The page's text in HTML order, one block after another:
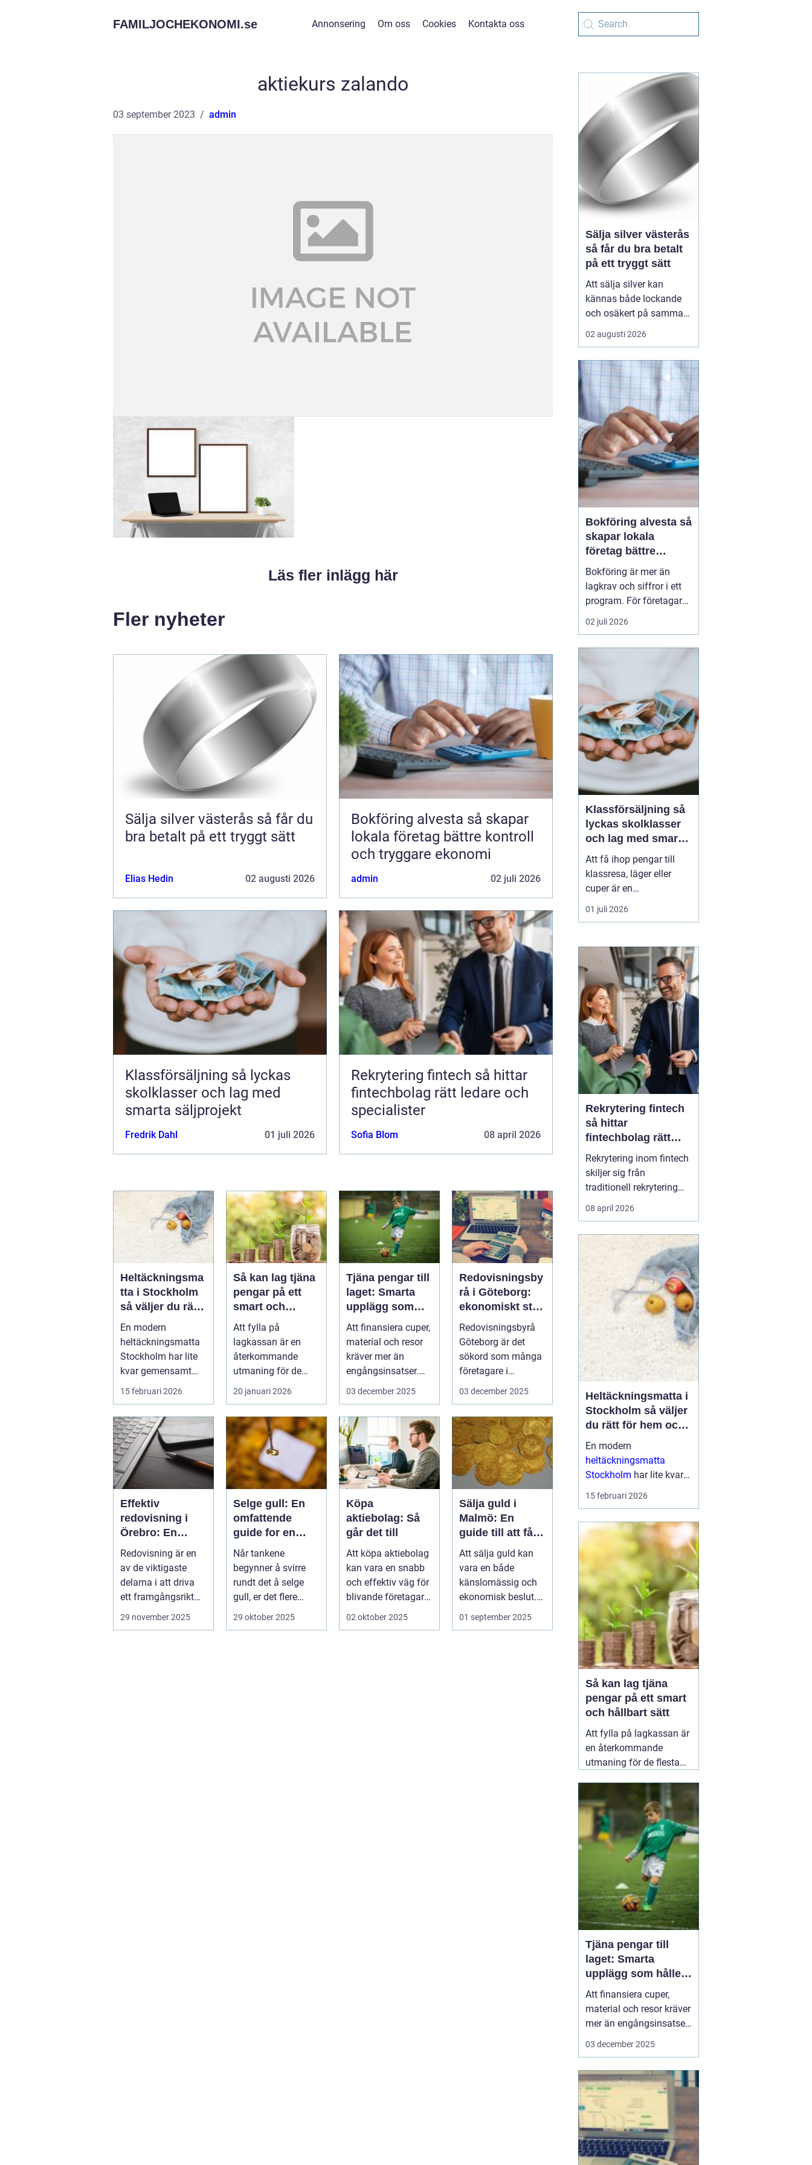
FAMILJOCHEKONOMI.se Annonsering Om oss Cookies Kontakta oss
aktiekurs zalando
03 september 2023 admin
Läs fler inlägg här
Fler nyheter
Sälja silver västerås så får du
bra betalt på ett tryggt sätt
Elias Hedin 02 augusti 2026
Bokföring alvesta så skapar
lokala företag bättre kontroll
och tryggare ekonomi
admin 02 juli 2026
Klassförsäljning så lyckas
skolklasser och lag med
smarta säljprojekt
Fredrik Dahl 01 juli 2026
Rekrytering fintech så hittar
fintechbolag rätt ledare och
specialister
Sofia Blom 08 april 2026
Heltäckningsma
tta i Stockholm
så väljer du rätt
för hem och
kontor
En modern
heltäckningsmatta
Stockholm har lite
kvar gemensamt
med de platta, trista
15 februari 2026
Så kan lag tjäna
pengar på ett
smart och
hållbart sätt
Att fylla på
lagkassan är en
återkommande
utmaning för de
flesta idrottslag.
Nya matchställ,
cuper, ...
20 januari 2026
Tjäna pengar till
laget: Smarta
upplägg som
håller i längden
Att finansiera cuper,
material och resor
kräver mer än
engångsinsatser.
Många ...
03 december 2025
Redovisningsby
rå i Göteborg:
ekonomiskt stöd
för ditt företag
Redovisningsbyrå
Göteborg är det
sökord som många
företagare i
G&oum...
03 december 2025
Effektiv
redovisning i
Örebro: En
nyckel till
framgång
Redovisning är en
av de viktigaste
delarna i att driva
ett framgångsrikt
företag. I ...
29 november 2025
Selge gull: En
omfattende
guide for en
lønnsom
transaksjon
Når tankene
begynner å svirre
rundt det å selge
gull, er det flere
aspekter som b&...
29 oktober 2025
Köpa
aktiebolag: Så
går det till
Att köpa aktiebolag
kan vara en snabb
och effektiv väg för
blivande företagare
02 oktober 2025
Sälja guld i
Malmö: En
guide till att få
bästa värde för
ditt guld
Att sälja guld kan
vara en både
känslomässig och
ekonomisk beslut.
01 september 2025
Sälja silver västerås
så får du bra betalt
på ett tryggt sätt
Att sälja silver kan
kännas både lockande
och osäkert på samma
gång. Många sitter på
silversmycken, bestick
liggande i ett skåp år
efter år. Frågan dyker
ofta upp: är det värt
något, och hur går en
försäljning faktiskt till?
...
02 augusti 2026
Bokföring alvesta så
skapar lokala
företag bättre
kontroll och
tryggare ekonomi
Bokföring är mer än
lagkrav och siffror i ett
program. För företagare i
Alvesta handlar det om
vardaglig trygghet, bättre
korrekta, uppdaterade
och begripliga blir det
enklare att växa, ...
02 juli 2026
Klassförsäljning så
lyckas skolklasser
och lag med smarta
säljprojekt
Att få ihop pengar till
klassresa, läger eller
cuper är en
återkommande
utmaning för många
Samtidigt kan en
genomtänkt
Klassförsäljningbli
mycket mer än bara ett
sätt att fylla kassan.
De...
01 juli 2026
Rekrytering fintech
så hittar
fintechbolag rätt
ledare och
specialister
Rekrytering inom fintech
skiljer sig från
traditionell rekrytering
inom bank, finans eller
renodlad tech.
miljö där teknik, affär
och reglering möts och
ofta krockar.
Tillväxttakten är hög,
regelverken skärps och
konkurrens...
08 april 2026
Heltäckningsmatta i
Stockholm så väljer
du rätt för hem och
kontor
En modern
heltäckningsmatta
Stockholm har lite kvar
gemensamt med de
och 80-talet. I da...
15 februari 2026
Så kan lag tjäna
pengar på ett smart
och hållbart sätt
Att fylla på lagkassan är
en återkommande
utmaning för de flesta
träningsläger, material,
domarkostnader och
resor äter snabbt upp
pengarna. Många söker
därför enkla och tydliga
20 januari 2026
Tjäna pengar till
laget: Smarta
upplägg som håller i
längden
Att finansiera cuper,
material och resor kräver
mer än engångsinsatser.
Många lag väljer idag
och lojala kunder. Fokus
ligger på vardagsvaror,
tydlig pl...
03 december 2025